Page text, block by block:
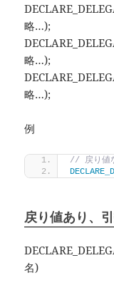
略…);
略…);
略…);
例
// 戻り値
戻り値あり、
名)